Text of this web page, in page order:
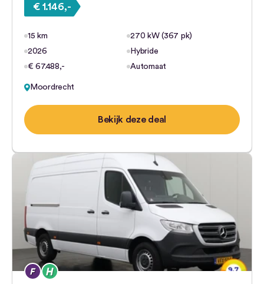
€ 1.146,-
15 km
270 kW (367 pk)
2026
Hybride
€ 67.488,-
Automaat
Moordrecht
Bekijk deze deal